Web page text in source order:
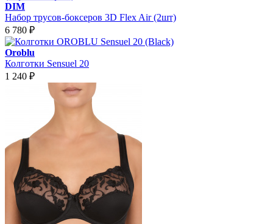
DIM
Набор трусов-боксеров 3D Flex Air (2шт)
6 780 ₽
Oroblu
Колготки Sensuel 20
1 240 ₽